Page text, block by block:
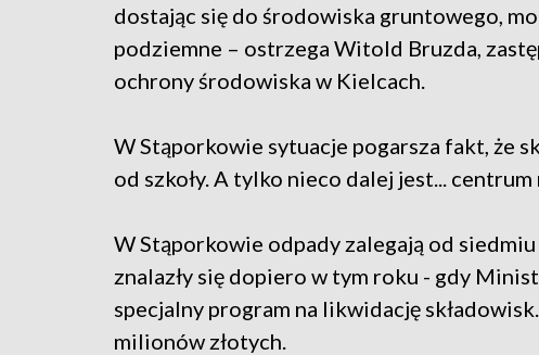
dostając się do środowiska gruntowego,
podziemne – ostrzega Witold Bruzda,
ochrony środowiska w Kielcach.
W Stąporkowie sytuacje pogarsza fakt, że
od szkoły. A tylko nieco dalej jest... centrum
W Stąporkowie odpady zalegają od
znalazły się dopiero w tym roku - gdy
specjalny program na likwidację
milionów złotych.